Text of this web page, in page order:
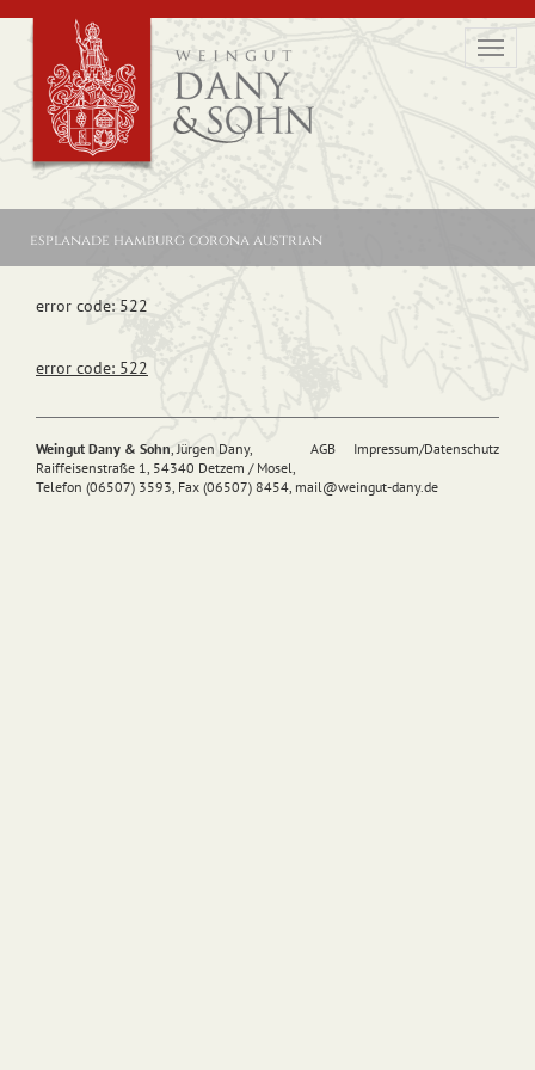
esplanade hamburg corona austrian
error code: 522
error code: 522
AGB Impressum/Datenschutz
Weingut Dany & Sohn, Jürgen Dany,
Raiffeisenstraße 1, 54340 Detzem / Mosel,
Telefon (06507) 3593, Fax (06507) 8454, mail@weingut-dany.de